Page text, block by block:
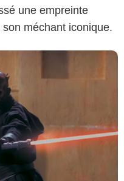
une empreinte
méchant iconique.